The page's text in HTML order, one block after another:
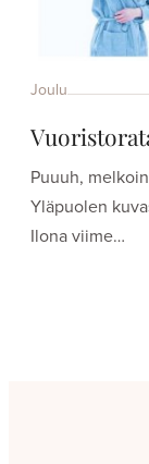
Joulu
Puuuh,
Yläpuolen
Ilona viime…